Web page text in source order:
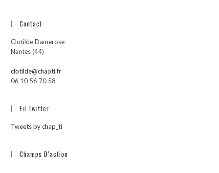
Contact
Clotilde Damerose
Nantes (44)
clotilde@chapti.fr
06 10 56 70 58
Fil Twitter
Tweets by chap_ti
Champs D’action